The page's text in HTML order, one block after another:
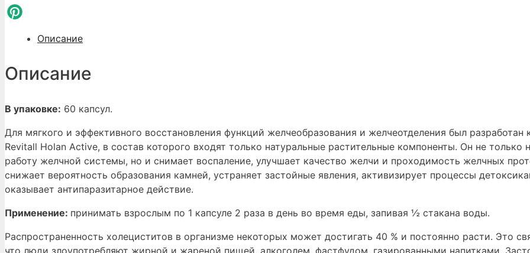
Twitter
Pinterest
Описание
Описание
В упаковке: 60 капсул.
Для мягкого и эффективного восстановления функций желчеобразования и желчеотделения был разработан
Revitall Holan Active, в состав которого входят только натуральные растительные компоненты. Он не только
работу желчной системы, но и снимает воспаление, улучшает качество желчи и проходимость желчных
снижает вероятность образования камней, устраняет застойные явления, активизирует процессы
оказывает антипаразитарное действие.
Применение: принимать взрослым по 1 капсуле 2 раза в день во время еды, запивая ½ стакана воды.
Распространенность холециститов в организме некоторых может достигать 40 % и постоянно расти. Это